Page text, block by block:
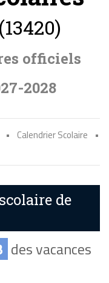
(13420)
officiels
2028
• Calendrier Scolaire
•
de
des vacances